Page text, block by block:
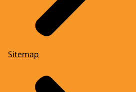
Sitemap